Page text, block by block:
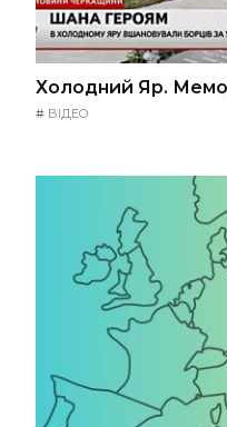
Холодний Яр.
# ВІДЕО